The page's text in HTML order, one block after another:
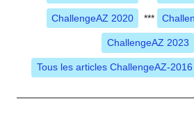
ChallengeAZ 2020 ***
ChallengeAZ 2023
Tous les articles ChallengeAZ-